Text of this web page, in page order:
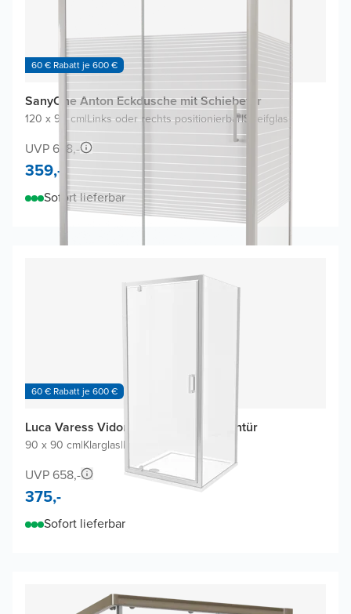
60 € Rabatt je 600 €
SanyOne Anton Eckdusche mit Schiebetür
120 x 90 cm|Links oder rechts positionierbar|Streifglas
UVP 678,-
359,-
Sofort lieferbar
60 € Rabatt je 600 €
Luca Varess Vidor Eckdusche mit Drehtür
90 x 90 cm|Klarglas|Profil Chrom
UVP 658,-
375,-
Sofort lieferbar